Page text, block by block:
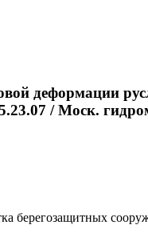
деформации
/ Моск.